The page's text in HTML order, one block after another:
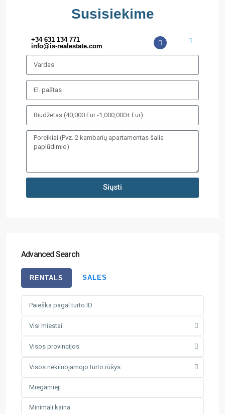
Susisiekime
+34 631 134 771
info@is-realestate.com
Siųsti
Advanced Search
RENTALS SALES
Visi miestai
Visos provincijos
Visos nekilnojamojo turto rūšys